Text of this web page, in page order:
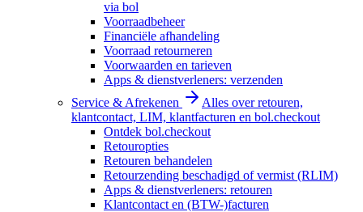
via bol
Voorraadbeheer
Financiële afhandeling
Voorraad retourneren
Voorwaarden en tarieven
Apps & dienstverleners: verzenden
Service & Afrekenen
Alles over retouren,
klantcontact, LIM, klantfacturen en bol.checkout
Ontdek bol.checkout
Retouropties
Retouren behandelen
Retourzending beschadigd of vermist (RLIM)
Apps & dienstverleners: retouren
Klantcontact en (BTW-)facturen